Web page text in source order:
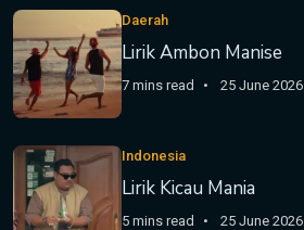
Daerah
Lirik Ambon Manise
7 mins read 25 June 2026
Indonesia
Lirik Kicau Mania
5 mins read 25 June 2026